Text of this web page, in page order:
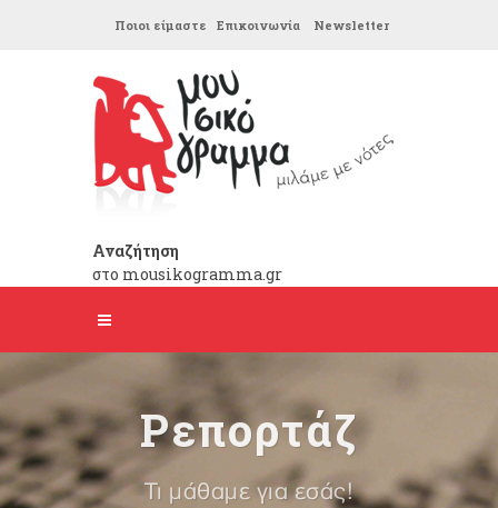
Ποιοι είμαστε Επικοινωνία Newsletter
Αναζήτηση
στο mousikogramma.gr
Ρεπορτάζ
Τι μάθαμε για εσάς!